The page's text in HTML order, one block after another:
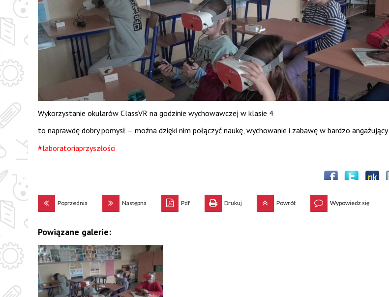
Wykorzystanie okularów ClassVR na godzinie wychowawczej w klasie 4
to naprawdę dobry pomysł — można dzięki nim połączyć naukę, wychowanie i zabawę w bardzo angażujący
#laboratoriaprzyszłości
Poprzednia Następna Pdf Drukuj Powrót Wypowiedz się
Powiązane galerie: